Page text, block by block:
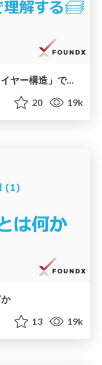
技術と事業を「システム」と「レイヤー構造」で理解する
20 19k
13 19k